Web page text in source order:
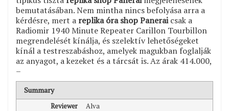
bemutatásában. Nem mintha nincs befolyása arra a
kérdésre, mert a replika óra shop Paneraicsak a
Radiomir 1940 Minute Repeater Carillon Tourbillon
megrendelését kínálja, és szelektív lehetőségeket
kínál a testreszabáshoz, amelyek magukban foglalják
az anyagot, a kezeket és a tárcsát is. Az árak 414.000,
–
Summary
Reviewer
Alva